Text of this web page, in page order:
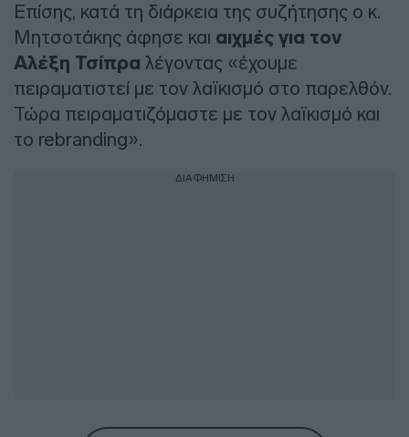
Επίσης, κατά τη διάρκεια της συζήτησης ο κ.
Μητσοτάκης άφησε και αιχμές για τον
Αλέξη Τσίπρα λέγοντας «έχουμε
πειραματιστεί με τον λαϊκισμό στο παρελθόν.
Τώρα πειραματιζόμαστε με τον λαϊκισμό και
το rebranding».
ΔΙΑΦΗΜΙΣΗ